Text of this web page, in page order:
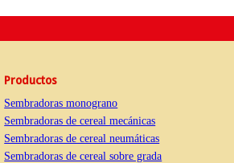
Productos
Sembradoras monograno
Sembradoras de cereal mecánicas
Sembradoras de cereal neumáticas
Sembradoras de cereal sobre grada